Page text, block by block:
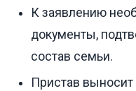
К заявлению
документы,
состав семьи.
Пристав выносит